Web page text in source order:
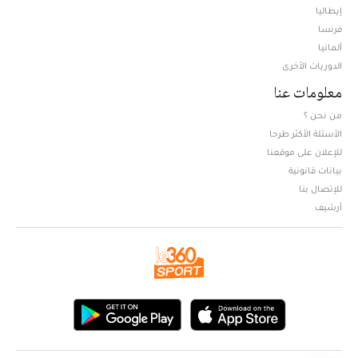
إيطاليا
فرنسا
ألمانيا
الدوريات الأخرى
معلومات عنا
من نحن ؟
الأسئلة الأكثر طرحا
للإعلان على موقعنا
بيانات قانونية
للإتصال بنا
أرشيف